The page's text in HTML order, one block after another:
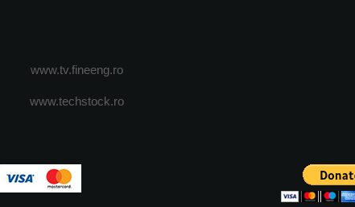
www.tv.fineeng.ro
www.techstock.ro